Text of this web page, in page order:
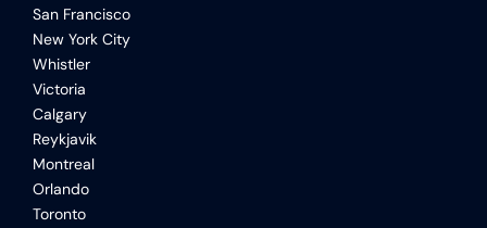
San Francisco
New York City
Whistler
Victoria
Calgary
Reykjavik
Montreal
Orlando
Toronto